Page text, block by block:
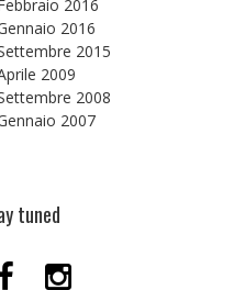
2016
2016
2015
2009
2008
2007
tuned